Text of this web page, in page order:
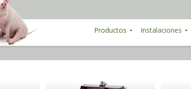
Instalaciones
Productos